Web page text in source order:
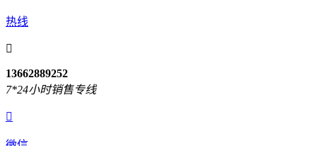
热线

13662889252
7*24小时销售专线
